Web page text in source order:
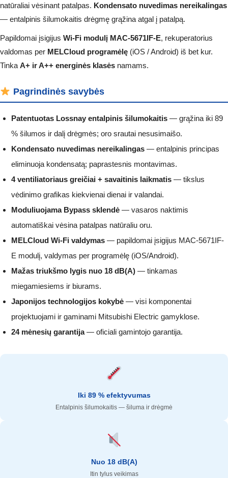
natūraliai vėsinant patalpas. Kondensato nuvedimas nereikalingas
— entalpinis šilumokaitis drėgmę grąžina atgal į patalpą.
Papildomai įsigijus Wi-Fi modulį MAC-5671IF-E, rekuperatorius
valdomas per MELCloud programėlę (iOS / Android) iš bet kur.
Tinka A+ ir A++ energinės klasės namams.
Pagrindinės savybės
Patentuotas Lossnay entalpinis šilumokaitis — grąžina iki 89
% šilumos ir dalį drėgmės; oro srautai nesusimaišo.
Kondensato nuvedimas nereikalingas — entalpinis principas
eliminuoja kondensatą; paprastesnis montavimas.
4 ventiliatoriaus greičiai + savaitinis laikmatis — tikslus
vėdinimo grafikas kiekvienai dienai ir valandai.
Moduliuojama Bypass sklendė — vasaros naktimis
automatiškai vėsina patalpas natūraliu oru.
MELCloud Wi-Fi valdymas — papildomai įsigijus MAC-5671IF-
E modulį, valdymas per programėlę (iOS/Android).
Mažas triukšmo lygis nuo 18 dB(A) — tinkamas
miegamiesiems ir biurams.
Japonijos technologijos kokybė — visi komponentai
projektuojami ir gaminami Mitsubishi Electric gamyklose.
24 mėnesių garantija— oficiali gamintojo garantija.
Iki 89 % efektyvumas
Entalpinis šilumokaitis — šiluma ir drėgmė
Nuo 18 dB(A)
Itin tylus veikimas